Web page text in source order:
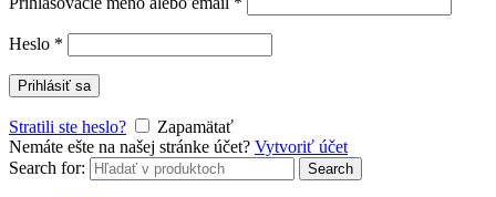
Heslo *
Prihlásiť sa
Stratili ste heslo?
Zapamätať
Nemáte ešte na našej stránke účet? Vytvoriť účet
Search for:
Search